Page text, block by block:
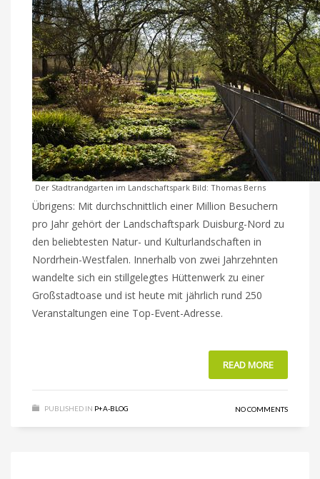
Der Stadtrandgarten im Landschaftspark Bild: Thomas Berns
Übrigens: Mit durchschnittlich einer Million Besuchern
pro Jahr gehört der Landschaftspark Duisburg-Nord zu
den beliebtesten Natur- und Kulturlandschaften in
Nordrhein-Westfalen. Innerhalb von zwei Jahrzehnten
wandelte sich ein stillgelegtes Hüttenwerk zu einer
Großstadtoase und ist heute mit jährlich rund 250
Veranstaltungen eine Top-Event-Adresse.
READ MORE
PUBLISHED IN P+A-BLOG NO COMMENTS